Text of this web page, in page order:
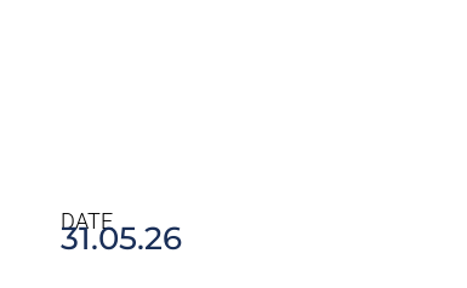
DATE
31.05.26